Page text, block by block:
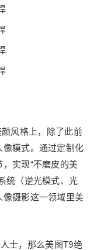
风格上，除了此前
模式。通过定制化
实现“不磨皮的美
统（逆光模式、光
摄影这一领域里美
士，那么美图T9绝